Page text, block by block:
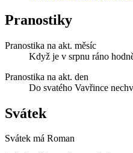
Pranostiky
Pranostika na akt. měsíc
Když je v srpnu ráno
Pranostika na akt. den
Do svatého Vavřince
Svátek
Svátek má Roman